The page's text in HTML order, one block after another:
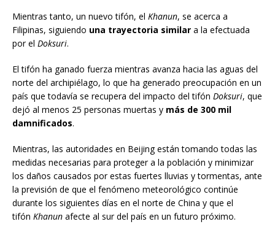
Mientras tanto, un nuevo tifón, el Khanun, se acerca a
Filipinas, siguiendo una trayectoria similar a la efectuada
por el Doksuri.
El tifón ha ganado fuerza mientras avanza hacia las aguas del
norte del archipiélago, lo que ha generado preocupación en un
país que todavía se recupera del impacto del tifón Doksuri, que
dejó al menos 25 personas muertas y más de 300 mil
damnificados.
Mientras, las autoridades en Beijing están tomando todas las
medidas necesarias para proteger a la población y minimizar
los daños causados por estas fuertes lluvias y tormentas, ante
la previsión de que el fenómeno meteorológico continúe
durante los siguientes días en el norte de China y que el
tifón Khanun afecte al sur del país en un futuro próximo.